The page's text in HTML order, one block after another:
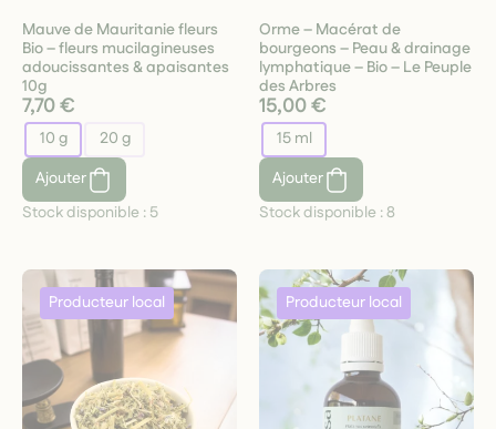
Mauve de Mauritanie fleurs
Bio – fleurs mucilagineuses
adoucissantes & apaisantes
10g
7,70 €
10 g
20 g
Ajouter
Stock disponible : 5
Orme – Macérat de
bourgeons – Peau & drainage
lymphatique – Bio – Le Peuple
des Arbres
15,00 €
15 ml
Ajouter
Stock disponible :8